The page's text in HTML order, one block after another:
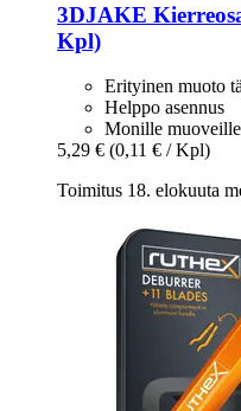
3DJAKE
Kpl)
Erityinen muoto
Helppo asennus
Monille muoveille
5,29 € (0,11 € / Kpl)
Toimitus 18. elokuuta